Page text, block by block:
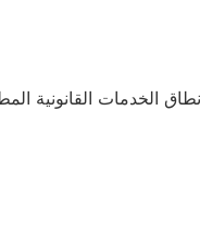
الخدمات القانونية